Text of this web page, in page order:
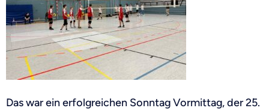
Das war ein erfolgreichen Sonntag Vormittag, der 25.